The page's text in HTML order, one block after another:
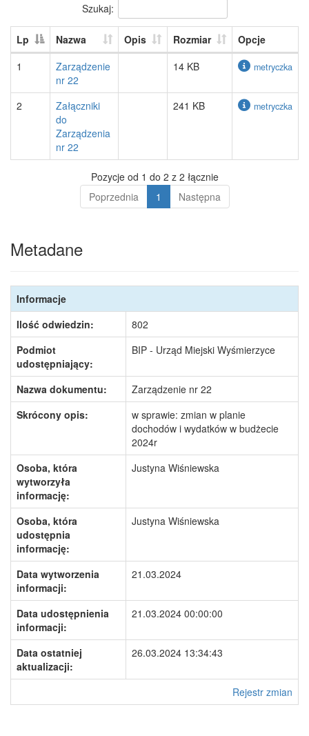
Szukaj:
Lp Nazwa Opis Rozmiar
Opcje
1
Zarządzenie
nr 22
14 KB metryczka
2
Załączniki
do
Zarządzenia
nr 22
241 KB metryczka
Pozycje od 1 do 2 z 2 łącznie
Poprzednia
1 Następna
Metadane
Informacje
Ilość odwiedzin:
802
Podmiot
udostępniający:
BIP - Urząd Miejski Wyśmierzyce
Nazwa dokumentu:
Zarządzenie nr 22
Skrócony opis:
w sprawie: zmian w planie
dochodów i wydatków w budżecie
2024r
Osoba, która
wytworzyła
informację:
Justyna Wiśniewska
Osoba, która
udostępnia
informację:
Justyna Wiśniewska
Data wytworzenia
informacji:
21.03.2024
Data udostępnienia
informacji:
21.03.2024 00:00:00
Data ostatniej
aktualizacji:
26.03.2024 13:34:43
Rejestr zmian